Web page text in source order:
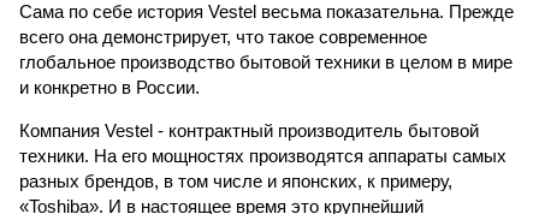
Сама по себе история Vestel весьма показательна. Прежде
всего она демонстрирует, что такое современное
глобальное производство бытовой техники в целом в мире
и конкретно в России.
Компания Vestel - контрактный производитель бытовой
техники. На его мощностях производятся аппараты самых
разных брендов, в том числе и японских, к примеру,
«Toshiba». И в настоящее время это крупнейший